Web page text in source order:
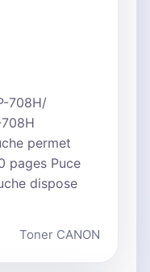
708H/
permet
pages Puce
dispose
Toner CANON